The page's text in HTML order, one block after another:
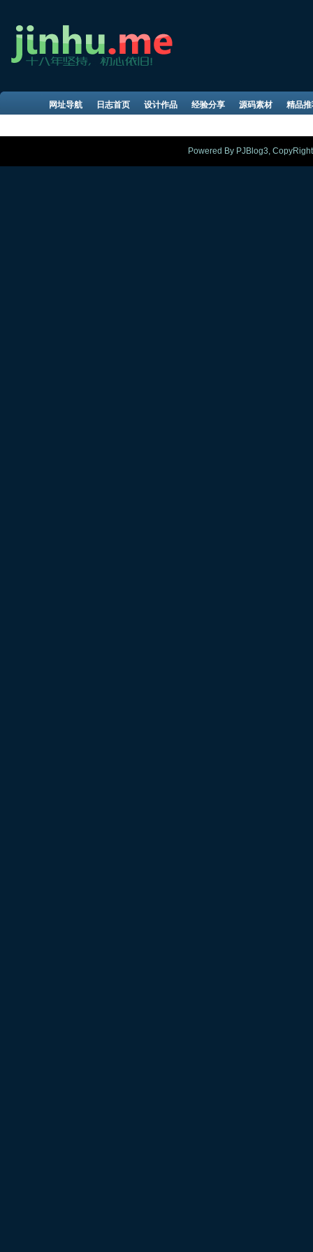
网址导航 日志首页 设计作品 经验分享 源码素材 精品
Powered By PJBlog3,